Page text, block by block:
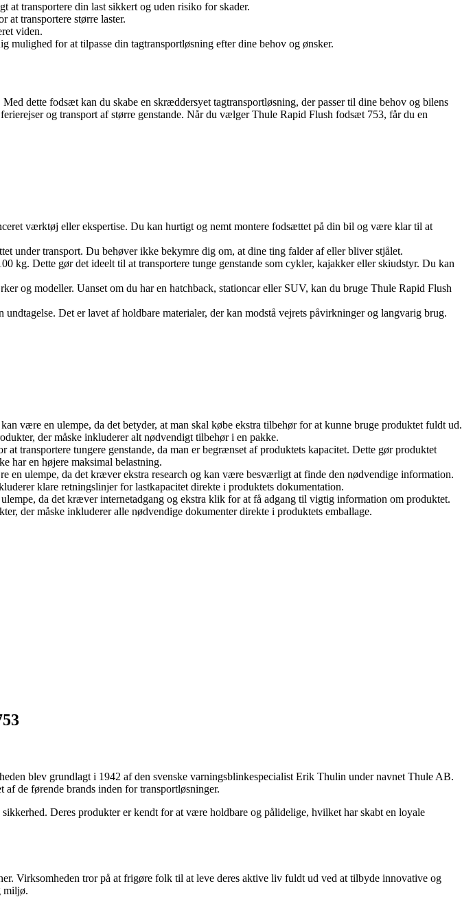
transportere din last sikkert og uden risiko for skader.
transportere større laster.
viden.
for at tilpasse din tagtransportløsning efter dine behov og ønsker.
dette fodsæt kan du skabe en skræddersyet tagtransportløsning, der passer til dine behov og bilens
og transport af større genstande. Når du vælger Thule Rapid Flush fodsæt 753, får du en
værktøj eller ekspertise. Du kan hurtigt og nemt montere fodsættet på din bil og være klar til at
under transport. Du behøver ikke bekymre dig om, at dine ting falder af eller bliver stjålet.
kg. Dette gør det ideelt til at transportere tunge genstande som cykler, kajakker eller skiudstyr. Du kan
og modeller. Uanset om du har en hatchback, stationcar eller SUV, kan du bruge Thule Rapid Flush
Det er lavet af holdbare materialer, der kan modstå vejrets påvirkninger og langvarig brug.
være en ulempe, da det betyder, at man skal købe ekstra tilbehør for at kunne bruge produktet fuldt ud.
der måske inkluderer alt nødvendigt tilbehør i en pakke.
transportere tungere genstande, da man er begrænset af produktets kapacitet. Dette gør produktet
har en højere maksimal belastning.
en ulempe, da det kræver ekstra research og kan være besværligt at finde den nødvendige information.
klare retningslinjer for lastkapacitet direkte i produktets dokumentation.
da det kræver internetadgang og ekstra klik for at få adgang til vigtig information om produktet.
der måske inkluderer alle nødvendige dokumenter direkte i produktets emballage.
blev grundlagt i 1942 af den svenske varningsblinkespecialist Erik Thulin under navnet Thule AB.
de førende brands inden for transportløsninger.
Deres produkter er kendt for at være holdbare og pålidelige, hvilket har skabt en loyale
Virksomheden tror på at frigøre folk til at leve deres aktive liv fuldt ud ved at tilbyde innovative og
miljø.